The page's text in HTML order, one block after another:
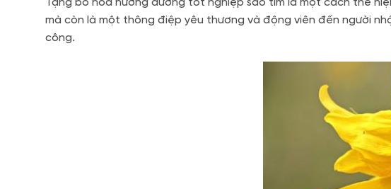
Tặng bó hoa hướng dương tốt nghiệp sao tím là một cách thể
mà còn là một thông điệp yêu thương và động viên đến người
công.